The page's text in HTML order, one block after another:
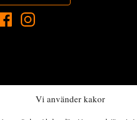
Vi använder kakor